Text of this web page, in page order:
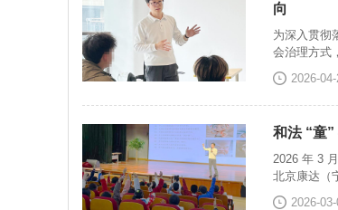
向
为深入贯彻
会治理方式
2026-
和法 “童
2026 年 3
北京康达（
2026-